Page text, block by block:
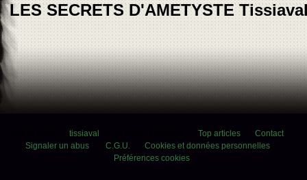
LES SECRETS D'AMETYSTE
tissiaval Top articles
Contact
Signaler un abus
C.G.U.
Cookies et données personnelles
Préférences cookies